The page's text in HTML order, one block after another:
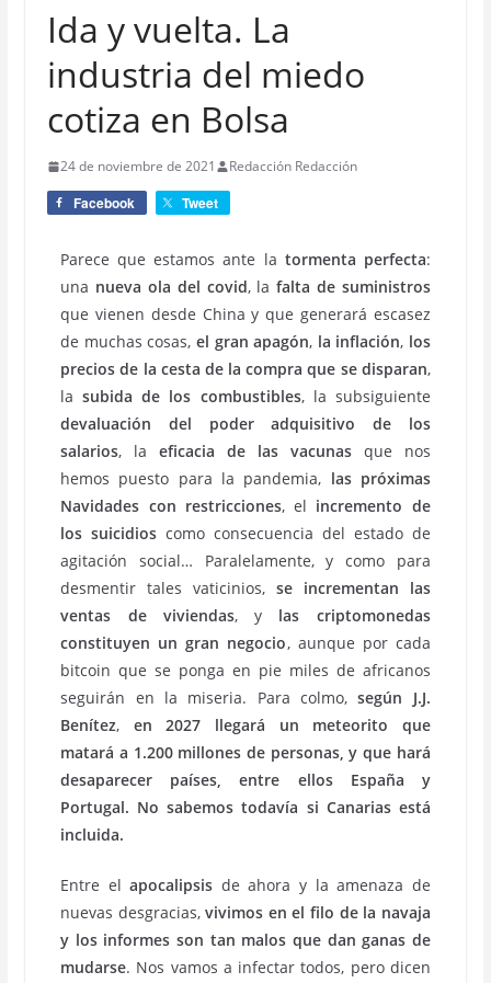
Ida y vuelta. La
industria del miedo
cotiza en Bolsa
24 de noviembre de 2021 Redacción Redacción
Facebook Tweet
Parece que estamos ante la tormenta perfecta:
una nueva ola del covid, lafalta de suministros
que vienen desde China y que generará escasez
de muchas cosas, el gran apagón, la inflación, los
precios de la cesta de la compra que se disparan,
lasubida de los combustibles, la subsiguiente
devaluación del poder adquisitivo de los
salarios, laeficacia de las vacunasque nos
hemos puesto para la pandemia, las próximas
Navidades con restricciones, el incremento de
los suicidios como consecuencia del estado de
agitación social… Paralelamente, y como para
desmentir tales vaticinios, se incrementan las
ventas de viviendas, y las criptomonedas
constituyen un gran negocio, aunque por cada
bitcoin que se ponga en pie miles de africanos
seguirán en la miseria. Para colmo,según J.J.
Benítez, en 2027 llegará un meteorito que
matará a 1.200 millones de personas, y que hará
desaparecer países, entre ellos España y
Portugal. No sabemos todavía si Canarias está
incluida.
Entre elapocalipsis de ahora y la amenaza de
nuevas desgracias,vivimos en el filo de la navaja
y los informes son tan malos que dan ganas de
mudarse. Nos vamos a infectar todos, pero dicen